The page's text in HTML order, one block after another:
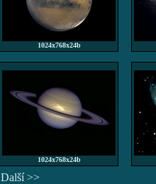
1024x768x24b
1024x768x24b
Další >>